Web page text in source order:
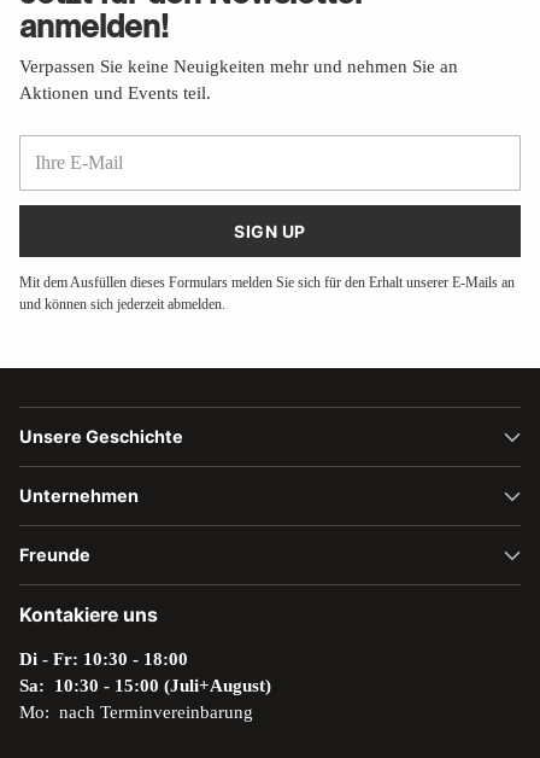
anmelden!
Verpassen Sie keine Neuigkeiten mehr und nehmen Sie an
Aktionen und Events teil.
SIGN UP
Mit dem Ausfüllen dieses Formulars melden Sie sich für den Erhalt unserer E-Mails an
und können sich jederzeit abmelden.
Unsere Geschichte
Unternehmen
Freunde
Kontakiere uns
Di - Fr: 10:30 - 18:00
Sa: 10:30 - 15:00 (Juli+August)
Mo: nach Terminvereinbarung